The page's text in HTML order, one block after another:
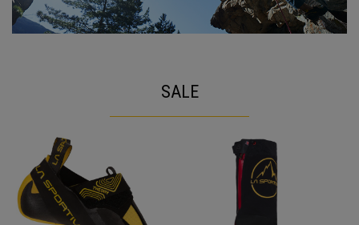
SALE